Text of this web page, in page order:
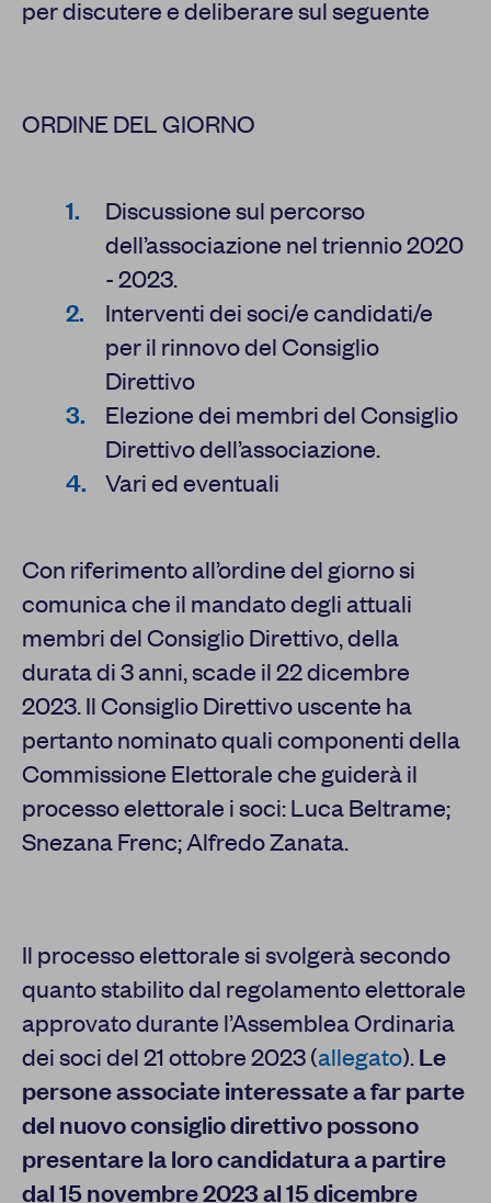
per discutere e deliberare sul seguente
ORDINE DEL GIORNO
Discussione sul percorso
dell’associazione nel triennio 2020
- 2023.
Interventi dei soci/e candidati/e
per il rinnovo del Consiglio
Direttivo
Elezione dei membri del Consiglio
Direttivo dell’associazione.
Vari ed eventuali
Con riferimento all’ordine del giorno si
comunica che il mandato degli attuali
membri del Consiglio Direttivo, della
durata di 3 anni, scade il 22 dicembre
2023. Il Consiglio Direttivo uscente ha
pertanto nominato quali componenti della
Commissione Elettorale che guiderà il
processo elettorale i soci: Luca Beltrame;
Snezana Frenc; Alfredo Zanata.
Il processo elettorale si svolgerà secondo
quanto stabilito dal regolamento elettorale
approvato durante l’Assemblea Ordinaria
dei soci del 21 ottobre 2023 (allegato).Le
persone associate interessate a far parte
del nuovo consiglio direttivo possono
presentare la loro candidatura a partire
dal 15 novembre 2023 al 15 dicembre